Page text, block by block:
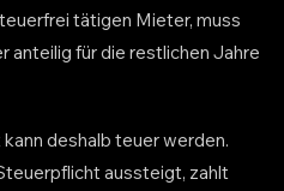
tätigen Mieter, muss
anteilig für die restlichen Jahre
deshalb teuer werden.
aussteigt, zahlt